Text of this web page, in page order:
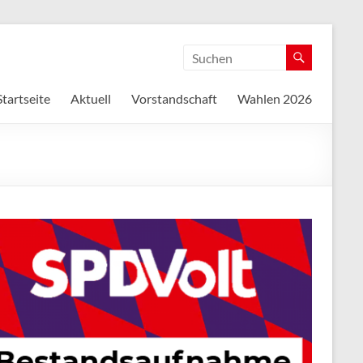
Aktuell Vorstandschaft Wahlen 2026